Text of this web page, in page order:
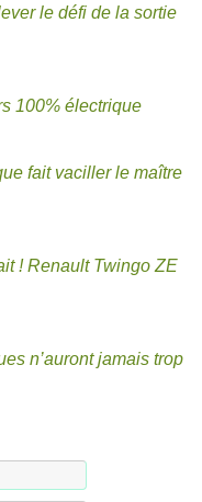
le défi de la sortie
100% électrique
fait vaciller le maître
! Renault Twingo ZE
n’auront jamais trop